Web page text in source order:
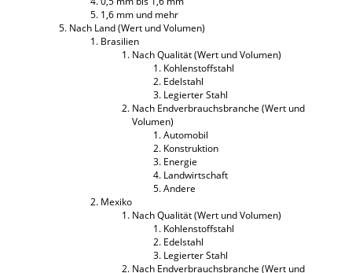
1,6 mm und mehr
Nach Land (Wert und Volumen)
Brasilien
Nach Qualität (Wert und Volumen)
Kohlenstoffstahl
Edelstahl
Legierter Stahl
Nach Endverbrauchsbranche (Wert und
Volumen)
Automobil
Konstruktion
Energie
Landwirtschaft
Andere
Mexiko
Nach Qualität (Wert und Volumen)
Kohlenstoffstahl
Edelstahl
Legierter Stahl
Nach Endverbrauchsbranche (Wert und